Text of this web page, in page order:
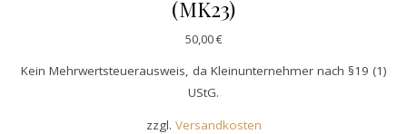
(MK23)
50,00€
Kein Mehrwertsteuerausweis, da Kleinunternehmer nach §19 (1)
UStG.
zzgl. Versandkosten